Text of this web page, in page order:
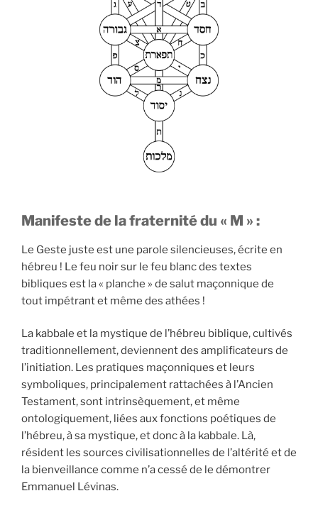
Manifeste de la fraternité du « M » :
Le Geste juste est une parole silencieuses, écrite en
hébreu ! Le feu noir sur le feu blanc des textes
bibliques est la « planche » de salut maçonnique de
tout impétrant et même des athées !
La kabbale et la mystique de l’hébreu biblique, cultivés
traditionnellement, deviennent des amplificateurs de
l’initiation. Les pratiques maçonniques et leurs
symboliques, principalement rattachées à l’Ancien
Testament, sont intrinsèquement, et même
ontologiquement, liées aux fonctions poétiques de
l’hébreu, à sa mystique, et donc à la kabbale. Là,
résident les sources civilisationnelles de l’altérité et de
la bienveillance comme n’a cessé de le démontrer
Emmanuel Lévinas.